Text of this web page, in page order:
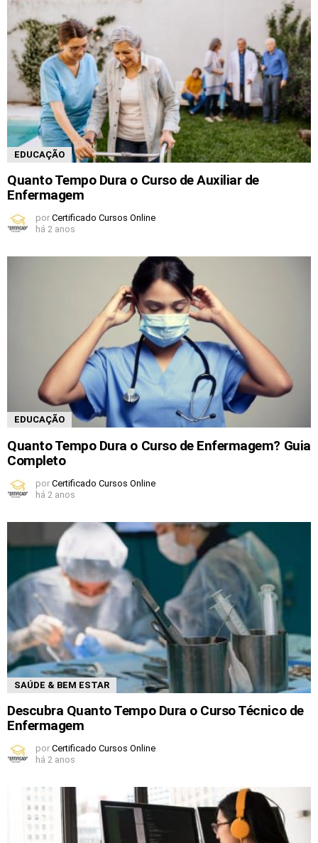
EDUCAÇÃO
Quanto Tempo Dura o Curso de Auxiliar de
Enfermagem
por Certificado Cursos Online
há 2 anos
EDUCAÇÃO
Quanto Tempo Dura o Curso de Enfermagem? Guia
Completo
por Certificado Cursos Online
há 2 anos
SAÚDE & BEM ESTAR
Descubra Quanto Tempo Dura o Curso Técnico de
Enfermagem
por Certificado Cursos Online
há 2 anos